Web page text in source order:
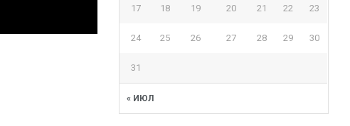
« ИЮЛ
17 18 19 20 21 22 23
24 25 26 27 28 29 30
31